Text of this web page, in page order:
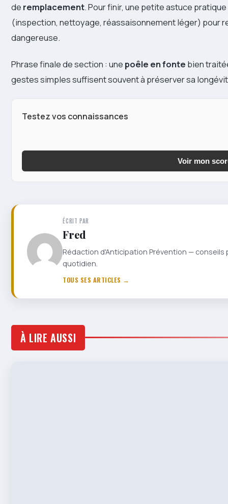
de remplacement. Pour finir, une petite astuce
(inspection, nettoyage, réassaisonnement léger) pour
dangereuse.
Phrase finale de section : une poêle en fonte bien
gestes simples suffisent souvent à préserver sa
Testez vos connaissances
Voir mon
ÉCRIT PAR
Fred
Rédaction d'Anticipation Prévention —
quotidien.
TOUS SES ARTICLES →
À LIRE AUSSI